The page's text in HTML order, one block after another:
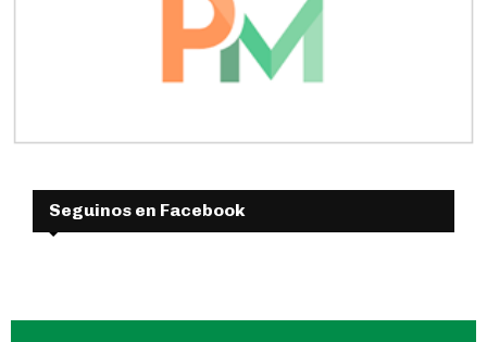
Seguinos en Facebook